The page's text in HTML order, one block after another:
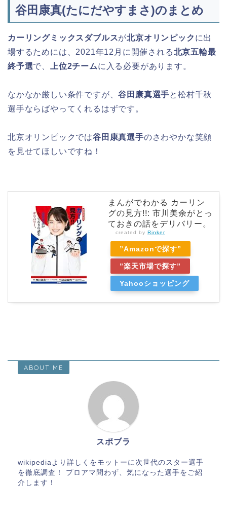
谷田康真(たにだやすまさ)のまとめ
カーリングミックスダブルスが北京オリンピック に出
場するためには、2021年12月に開催される北京五輪最
終予選で、 上位2チームに入る必要があります。
なかなか厳しい条件ですが、谷田康真選手と松村千秋
選手ならばやってくれるはずです。
北京オリンピックでは谷田康真選手のさわやかな笑顔
を見せてほしいですね！
まんがでわかる カーリン
グの見方!!: 市川美余がとっ
ておきの話をデリバリー。
created by Rinker
”Amazonで探す”
”楽天市場で探す”
Yahooショッピング
ABOUT ME
スポブラ
wikipediaより詳しくをモットーに次世代のスター選手
を徹底調査！ プロアマ問わず、気になった選手をご紹
介します！